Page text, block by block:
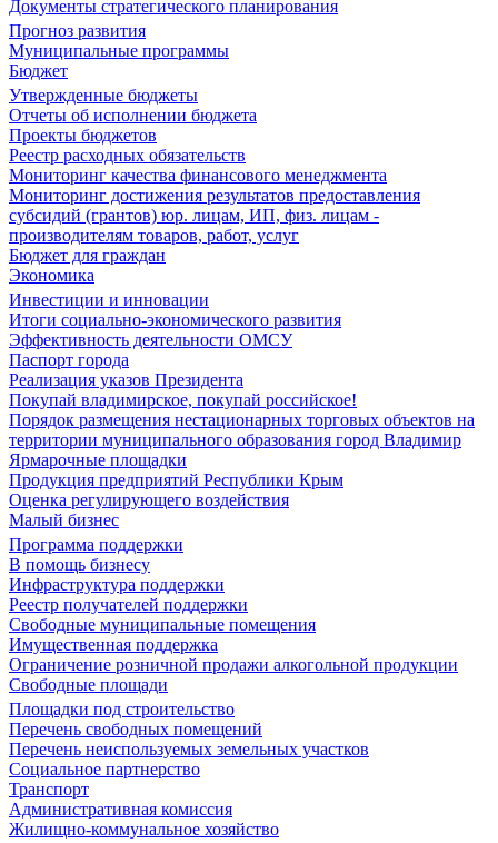
Документы стратегического планирования
Прогноз развития
Муниципальные программы
Бюджет
Утвержденные бюджеты
Отчеты об исполнении бюджета
Проекты бюджетов
Реестр расходных обязательств
Мониторинг качества финансового менеджмента
Мониторинг достижения результатов предоставления
субсидий (грантов) юр. лицам, ИП, физ. лицам -
производителям товаров, работ, услуг
Бюджет для граждан
Экономика
Инвестиции и инновации
Итоги социально-экономического развития
Эффективность деятельности ОМСУ
Паспорт города
Реализация указов Президента
Покупай владимирское, покупай российское!
Порядок размещения нестационарных торговых объектов на
территории муниципального образования город Владимир
Ярмарочные площадки
Продукция предприятий Республики Крым
Оценка регулирующего воздействия
Малый бизнес
Программа поддержки
В помощь бизнесу
Инфраструктура поддержки
Реестр получателей поддержки
Свободные муниципальные помещения
Имущественная поддержка
Ограничение розничной продажи алкогольной продукции
Свободные площади
Площадки под строительство
Перечень свободных помещений
Перечень неиспользуемых земельных участков
Социальное партнерство
Транспорт
Административная комиссия
Жилищно-коммунальное хозяйство